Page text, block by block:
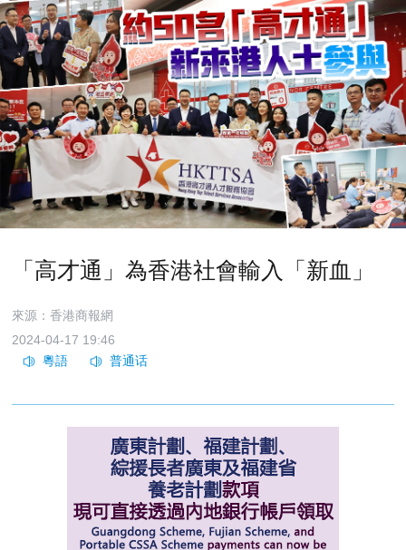
「高才通」為香港社會輸入「新血」
來源：香港商報網
2024-04-17 19:46